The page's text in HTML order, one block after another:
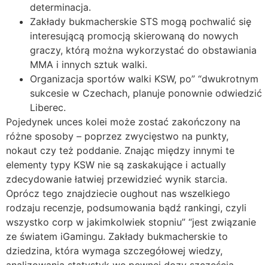
determinacja.
Zakłady bukmacherskie STS mogą pochwalić się
interesującą promocją skierowaną do nowych
graczy, którą można wykorzystać do obstawiania
MMA i innych sztuk walki.
Organizacja sportów walki KSW, po” “dwukrotnym
sukcesie w Czechach, planuje ponownie odwiedzić
Liberec.
Pojedynek unces kolei może zostać zakończony na
różne sposoby – poprzez zwycięstwo na punkty,
nokaut czy też poddanie. Znając między innymi te
elementy typy KSW nie są zaskakujące i actually
zdecydowanie łatwiej przewidzieć wynik starcia.
Oprócz tego znajdziecie oughout nas wszelkiego
rodzaju recenzje, podsumowania bądź rankingi, czyli
wszystko corp w jakimkolwiek stopniu” “jest związanie
ze światem iGamingu. Zakłady bukmacherskie to
dziedzina, która wymaga szczegółowej wiedzy,